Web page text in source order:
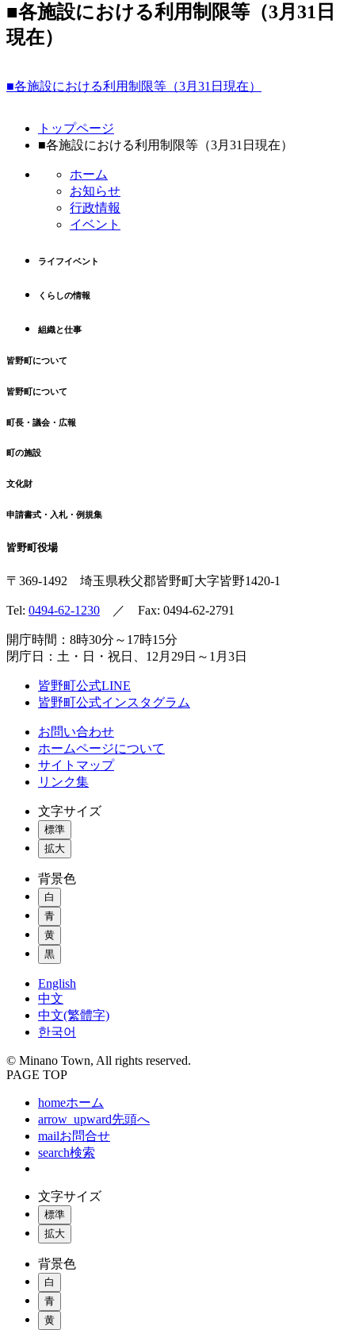
■各施設における利用制限等（3月31日
現在）
■各施設における利用制限等（3月31日現在）
トップページ
■各施設における利用制限等（3月31日現在）
ホーム
お知らせ
行政情報
イベント
ライフイベント
くらしの情報
組織と仕事
皆野町について
皆野町について
町長・議会・広報
町の施設
文化財
申請書式・入札・例規集
皆野町役場
〒369-1492 埼玉県秩父郡皆野町大字皆野1420-1
Tel: 0494-62-1230 ／ Fax: 0494-62-2791
開庁時間：8時30分～17時15分
閉庁日：土・日・祝日、12月29日～1月3日
皆野町公式LINE
皆野町公式インスタグラム
お問い合わせ
ホームページについて
サイトマップ
リンク集
文字サイズ
標準
拡大
背景色
白
青
黄
黒
English
中文
中文(繁體字)
한국어
© Minano Town, All rights reserved.
PAGE TOP
homeホーム
arrow_upward先頭へ
mailお問合せ
search検索
文字サイズ
標準
拡大
背景色
白
青
黄